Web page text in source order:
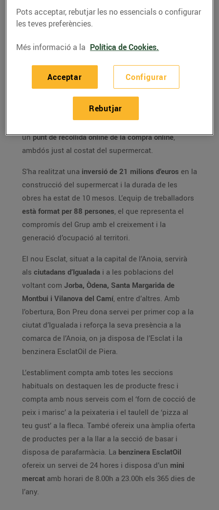
online
l’avinguda del Mestre Muntaner cantonada c. de
vendes de 3.991 m² i 417 places d’aparcament.
un
punt de recollida online de la compra online,
ambdós just al costat del supermercat.
S’ha realitzat una inversió de 21 milions d’euros en la
construcció del supermercat i la durada de les
obres ha estat de 10 mesos. L’equip de treballadors
està format per 88 persones, el que representa el
compromís del Grup amb el creixement i la
generació d’ocupació al territori.
El nou Esclat, situat a la capital de l’Anoia, servirà
als ciutadans d’Igualada i a les poblacions del
voltant com Jorba, Òdena, Santa Margarida de
Montbui i Vilanova del Camí, entre d’altres. Amb
l’obertura, Bon Preu dona servei per primer cop a la
ciutat d’Igualada i reforça la seva presència a la
comarca de l’Anoia, on ja disposa de l’Esclat i la
benzinera EsclatOil de Piera.
L’establiment compta amb totes les seccions
habituals on destaquen les de producte fresc i
compta amb nous serveis com el ‘forn de cocció de
peix i marisc’ a la peixateria i el taulell de ‘pizza al
teu gust’ a la fleca. També ofereix una àmplia oferta
de productes per a la llar a la secció de basar i
disposa de parafarmàcia. La
benzinera EsclatOil
ofereix un servei de 24 hores i disposa d’un mini
mercat amb horari de 8.00h a 23.00h els 365 dies de
l’any.
Pots acceptar, rebutjar les no essencials o configurar
les teves preferències.
Més informació a la Política de Cookies.
Configurar
Rebutjar
Acceptar